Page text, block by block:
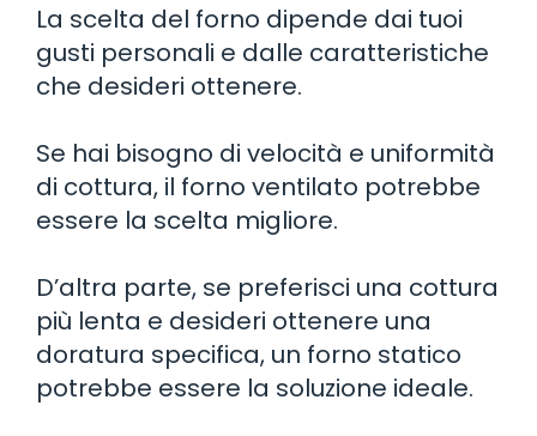
La scelta del forno dipende dai tuoi
gusti personali e dalle caratteristiche
che desideri ottenere.
Se hai bisogno di velocità e uniformità
di cottura, il forno ventilato potrebbe
essere la scelta migliore.
D’altra parte, se preferisci una cottura
più lenta e desideri ottenere una
doratura specifica, un forno statico
potrebbe essere la soluzione ideale.